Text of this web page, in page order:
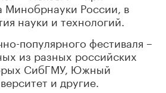
Минобрнауки России, в
науки и технологий.
популярного фестиваля –
из разных российских
СибГМУ, Южный
и другие.